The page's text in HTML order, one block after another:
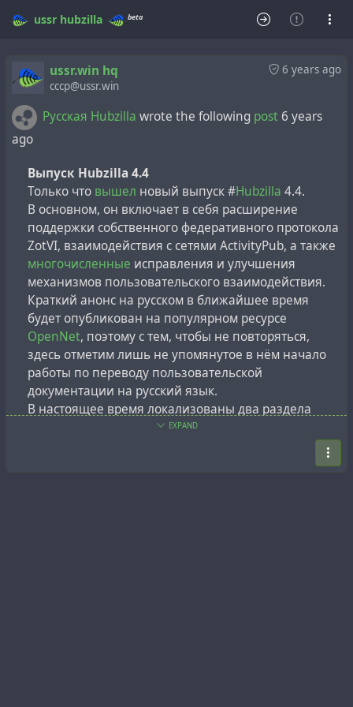
ussr hubzilla beta
6 years ago
ussr.win hq
cccp@ussr.win
Русская Hubzilla wrote the following post 6 years
ago
Выпуск Hubzilla 4.4
Только что вышел новый выпуск #Hubzilla 4.4.
В основном, он включает в себя расширение
поддержки собственного федеративного протокола
ZotVI, взаимодействия с сетями ActivityPub, а также
многочисленные исправления и улучшения
механизмов пользовательского взаимодействия.
Краткий анонс на русском в ближайшее время
будет опубликован на популярном ресурсе
OpenNet, поэтому с тем, чтобы не повторяться,
здесь отметим лишь не упомянутое в нём начало
работы по переводу пользовательской
документации на русский язык.
В настоящее время локализованы два раздела
контекстной помощи для страниц "Поток" и
Помощь в этом процессе со стороны сообщества
EXPAND